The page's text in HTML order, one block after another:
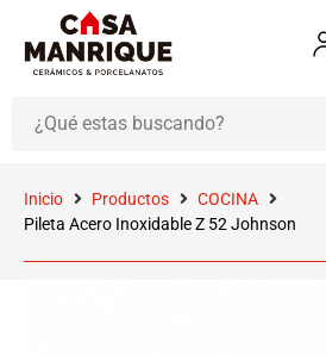
Inicio Productos
COCINA
Pileta Acero Inoxidable Z 52 Johnson